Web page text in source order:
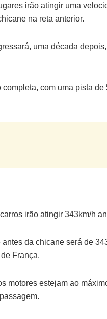
irão atingir uma
na reta anterior.
uma década
com uma pista
irão atingir 343km/h
da chicane será de
França.
motores estejam ao